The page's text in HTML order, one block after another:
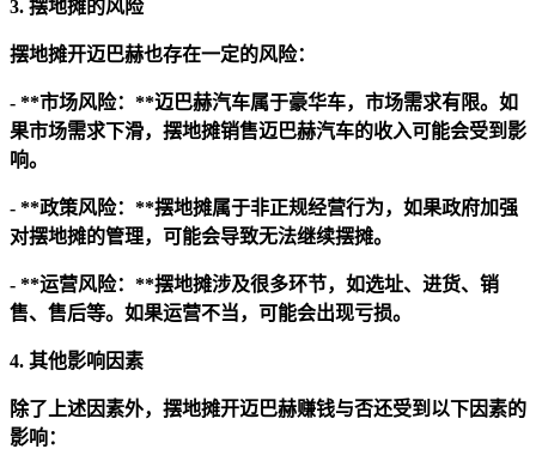
3. 摆地摊的风险
摆地摊开迈巴赫也存在一定的风险：
- **市场风险：**迈巴赫汽车属于豪华车，市场需求有限。如
果市场需求下滑，摆地摊销售迈巴赫汽车的收入可能会受到影
响。
- **政策风险：**摆地摊属于非正规经营行为，如果政府加强
对摆地摊的管理，可能会导致无法继续摆摊。
- **运营风险：**摆地摊涉及很多环节，如选址、进货、销
售、售后等。如果运营不当，可能会出现亏损。
4. 其他影响因素
除了上述因素外，摆地摊开迈巴赫赚钱与否还受到以下因素的
影响：